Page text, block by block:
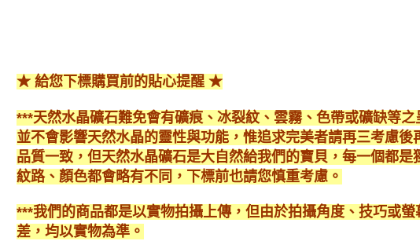
★ 給您下標購買前的貼心提醒 ★
***天然水晶礦石難免會有礦痕、冰裂紋、雲霧、色帶或礦缺等
並不會影響天然水晶的靈性與功能，惟追求完美者請再三考慮
品質一致，但天然水晶礦石是大自然給我們的寶貝，每一個都是
紋路、顏色都會略有不同，下標前也請您慎重考慮。
***我們的商品都是以實物拍攝上傳，但由於拍攝角度、技巧或
差，均以實物為準。